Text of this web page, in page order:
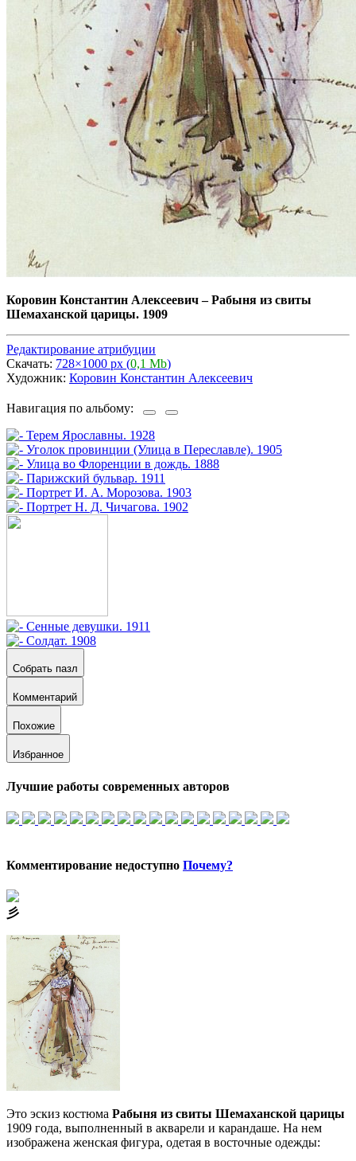
Коровин Константин Алексеевич–Рабыня из свиты
Шемаханской царицы. 1909
Редактирование атрибуции
Скачать: 728×1000 px (0,1 Mb)
Художник: Коровин Константин Алексеевич
Навигация по альбому:
Собрать пазл
Комментарий
Похожие
Избранное
Лучшие работы современных авторов
Комментирование недоступно Почему?
⼺
Это эскиз костюма Рабыня из свиты Шемаханской царицы
1909 года, выполненный в акварели и карандаше. На нем
изображена женская фигура, одетая в восточные одежды: